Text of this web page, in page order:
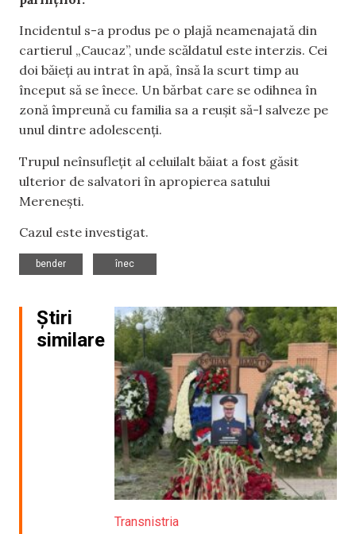
Incidentul s-a produs pe o plajă neamenajată din
cartierul „Caucaz”, unde scăldatul este interzis. Cei
doi băieți au intrat în apă, însă la scurt timp au
început să se înece. Un bărbat care se odihnea în
zonă împreună cu familia sa a reușit să-l salveze pe
unul dintre adolescenți.
Trupul neînsuflețit al celuilalt băiat a fost găsit
ulterior de salvatori în apropierea satului
Merenești.
Cazul este investigat.
bender
înec
Știri
similare
Transnistria